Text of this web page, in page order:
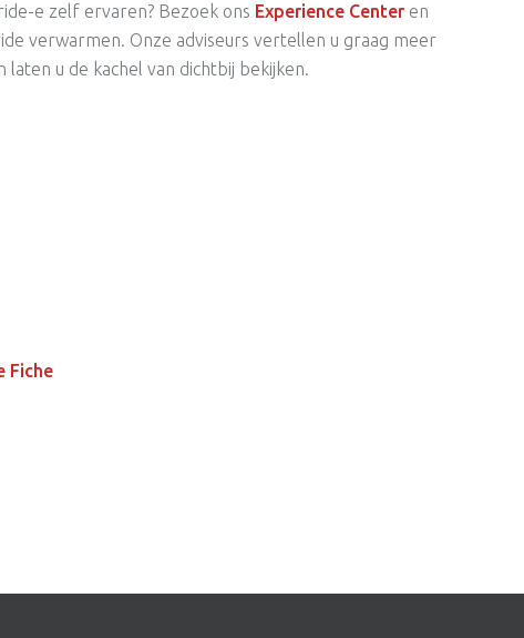
e zelf ervaren? Bezoek ons Experience Center en
verwarmen. Onze adviseurs vertellen u graag meer
u de kachel van dichtbij bekijken.
Fiche